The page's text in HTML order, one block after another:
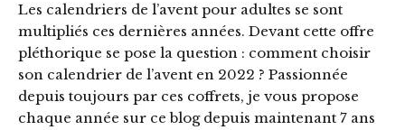
Les calendriers de l’avent pour adultes se sont
multipliés ces dernières années. Devant cette offre
pléthorique se pose la question : comment choisir
son calendrier de l’avent en 2022 ? Passionnée
depuis toujours par ces coffrets, je vous propose
chaque année sur ce blog depuis maintenant 7 ans